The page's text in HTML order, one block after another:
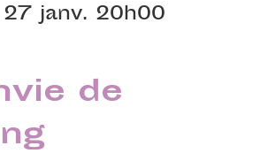
janv. 20h00
de